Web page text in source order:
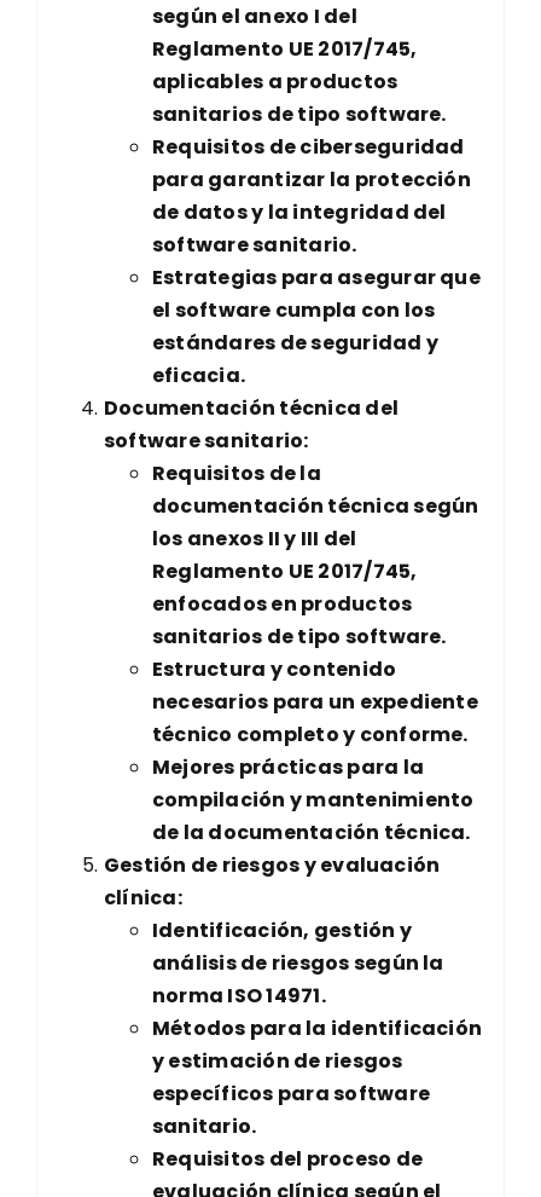
según el anexo I del
Reglamento UE 2017/745,
aplicables a productos
sanitarios de tipo software.
Requisitos de ciberseguridad
para garantizar la protección
de datos y la integridad del
software sanitario.
Estrategias para asegurar que
el software cumpla con los
estándares de seguridad y
eficacia.
Documentación técnica del
software sanitario:
Requisitos de la
documentación técnica según
los anexos II y III del
Reglamento UE 2017/745,
enfocados en productos
sanitarios de tipo software.
Estructura y contenido
necesarios para un expediente
técnico completo y conforme.
Mejores prácticas para la
compilación y mantenimiento
de la documentación técnica.
Gestión de riesgos y evaluación
clínica:
Identificación, gestión y
análisis de riesgos según la
norma ISO 14971.
Métodos para la identificación
y estimación de riesgos
específicos para software
sanitario.
Requisitos del proceso de
evaluación clínica según el